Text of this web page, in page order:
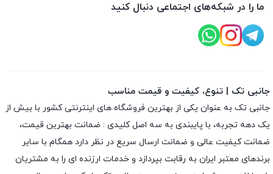
ما را در شبکه‌های اجتماعی دنبال کنید
جانبی تک | تنوع، کیفیت و قیمت مناسب
جانبی تک به عنوان یکی از بهترین فروشگاه های اینترنتی کشور با بیش از
یک دهه تجربه، با پایبندی به سه اصل کلیدی : ضمانت بهترین قیمت،
ضمانت کیفیت عالی و ضمانت ارسال سریع در نظر دارد همگام با سایر
برندهای معتبر ایران به رقابت بپردازد و خدمات ارزنده ای را به مشتریان